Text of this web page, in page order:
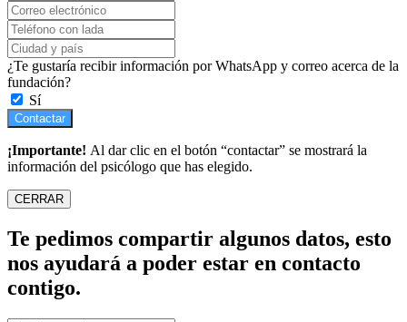
¿Te gustaría recibir información por WhatsApp y correo acerca de la
fundación?
Sí
Contactar
¡Importante! Al dar clic en el botón “contactar” se mostrará la
información del psicólogo que has elegido.
CERRAR
Te pedimos compartir algunos datos, esto
nos ayudará a poder estar en contacto
contigo.